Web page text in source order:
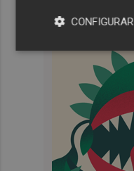
CONFIGURAR